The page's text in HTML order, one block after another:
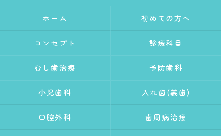
ホーム 初めての方へ
コンセプト 診療科目
むし歯治療 予防歯科
小児歯科 入れ歯(義歯)
口腔外科 歯周病治療